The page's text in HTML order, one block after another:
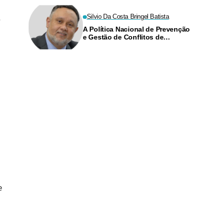
Silvio Da Costa Bringel Batista
A Política Nacional de Prevenção
e Gestão de Conflitos de